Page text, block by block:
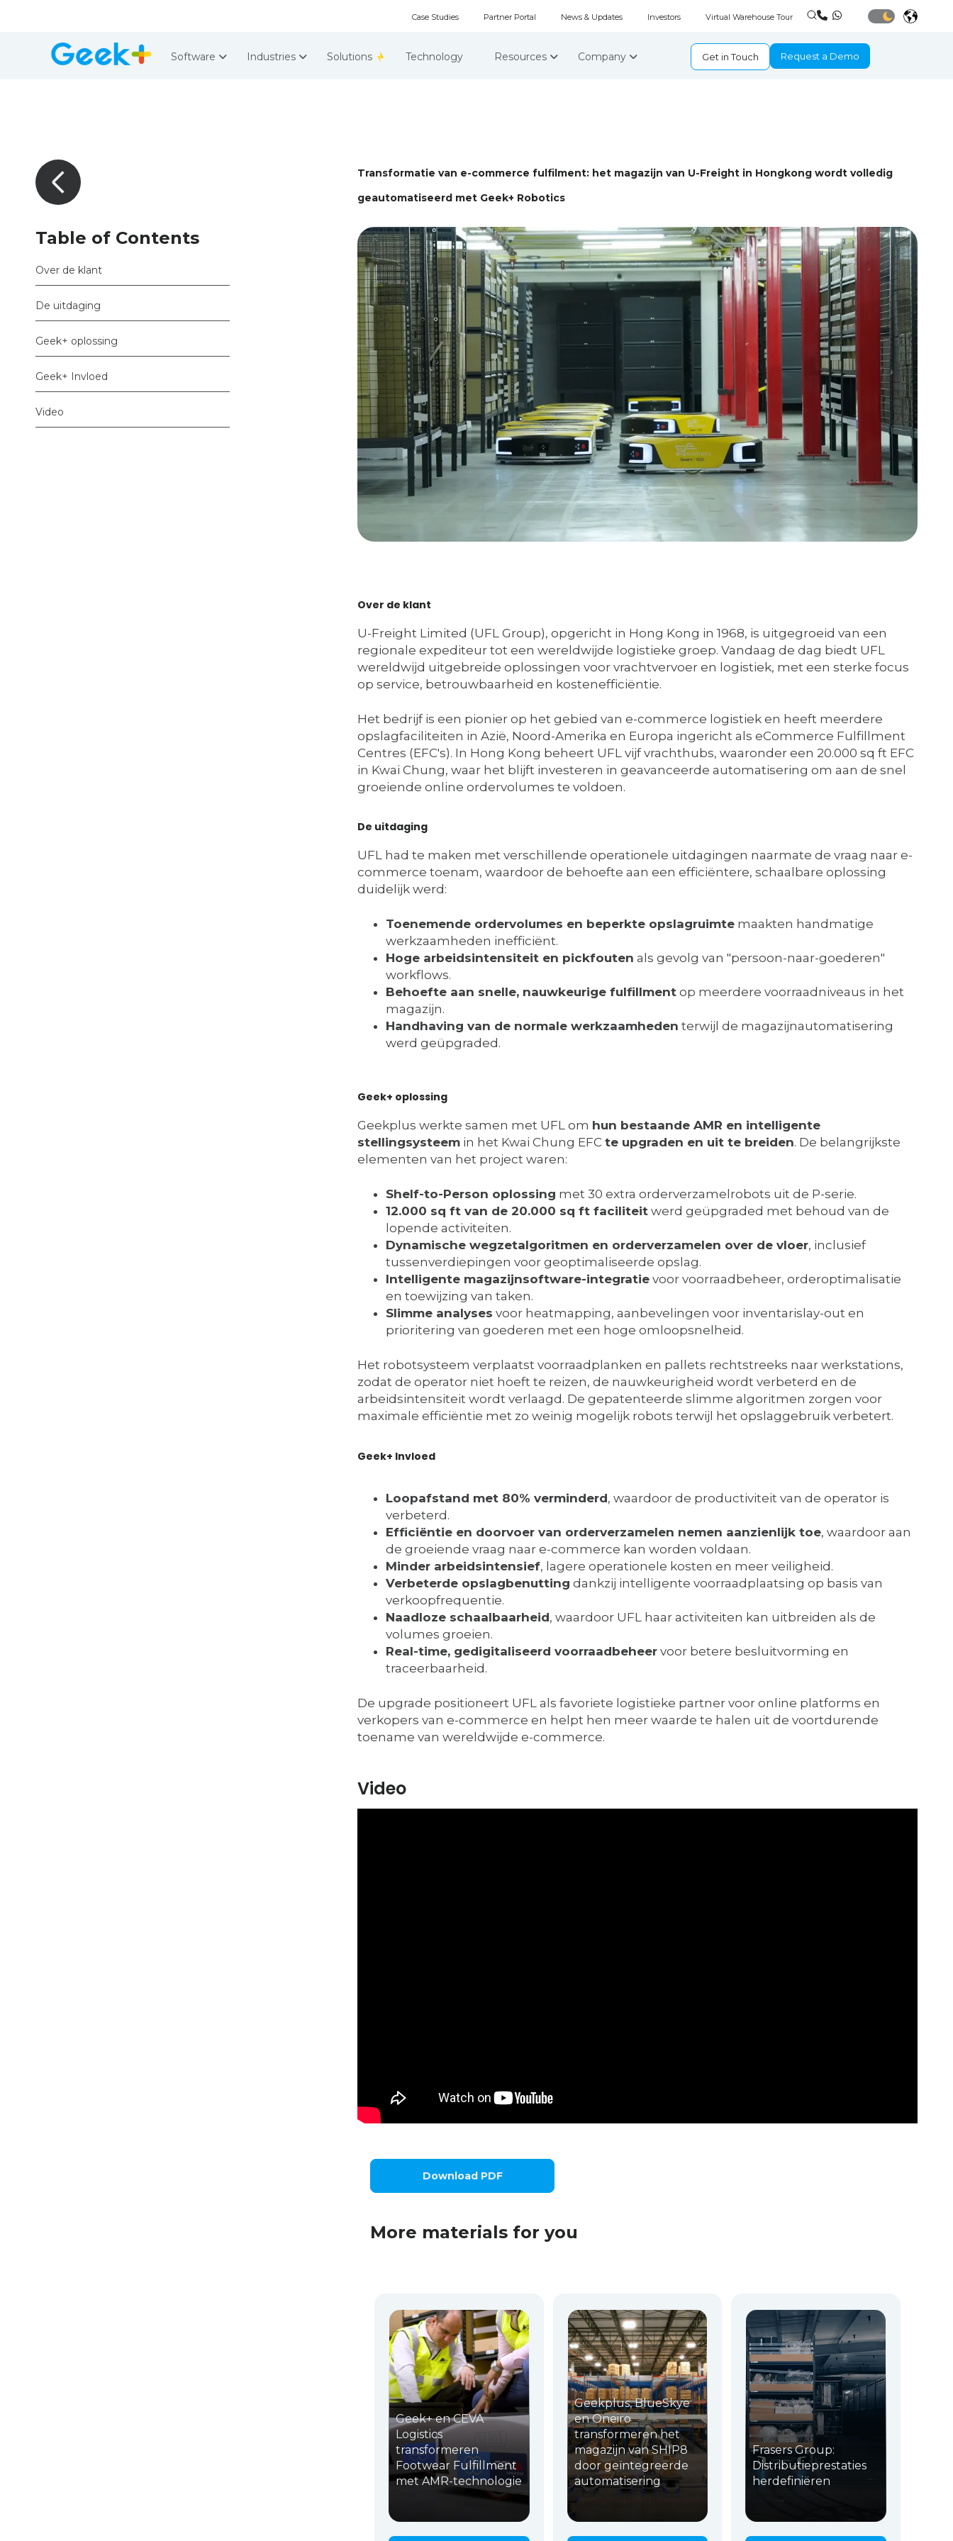
Case Studies Partner Portal News & Updates Investors Virtual Warehouse Tour
Software Industries Solutions Technology Resources Company Get in Touch Request a Demo
Table of Contents
Over de klant
De uitdaging
Geek+ oplossing
Geek+ Invloed
Video
Transformatie van e-commerce fulfilment: het magazijn van U-Freight in Hongkong wordt volledig
geautomatiseerd met Geek+ Robotics
Over de klant
U-Freight Limited (UFL Group), opgericht in Hong Kong in 1968, is uitgegroeid van een
regionale expediteur tot een wereldwijde logistieke groep. Vandaag de dag biedt UFL
wereldwijd uitgebreide oplossingen voor vrachtvervoer en logistiek, met een sterke focus
op service, betrouwbaarheid en kostenefficiëntie.
Het bedrijf is een pionier op het gebied van e-commerce logistiek en heeft meerdere
opslagfaciliteiten in Azië, Noord-Amerika en Europa ingericht als eCommerce Fulfillment
Centres (EFC's). In Hong Kong beheert UFL vijf vrachthubs, waaronder een 20.000 sq ft EFC
in Kwai Chung, waar het blijft investeren in geavanceerde automatisering om aan de snel
groeiende online ordervolumes te voldoen.
De uitdaging
UFL had te maken met verschillende operationele uitdagingen naarmate de vraag naar e-
commerce toenam, waardoor de behoefte aan een efficiëntere, schaalbare oplossing
duidelijk werd:
Toenemende ordervolumes en beperkte opslagruimte maakten handmatige
werkzaamheden inefficiënt.
Hoge arbeidsintensiteit en pickfouten als gevolg van "persoon-naar-goederen"
workflows.
Behoefte aan snelle, nauwkeurige fulfillment op meerdere voorraadniveaus in het
magazijn.
Handhaving van de normale werkzaamheden terwijl de magazijnautomatisering
werd geüpgraded.
Geek+ oplossing
Geekplus werkte samen met UFL om hun bestaande AMR en intelligente
stellingsysteem in het Kwai Chung EFC te upgraden en uit te breiden. De belangrijkste
elementen van het project waren:
Shelf-to-Person oplossing met 30 extra orderverzamelrobots uit de P-serie.
12.000 sq ft van de 20.000 sq ft faciliteit werd geüpgraded met behoud van de
lopende activiteiten.
Dynamische wegzetalgoritmen en orderverzamelen over de vloer, inclusief
tussenverdiepingen voor geoptimaliseerde opslag.
Intelligente magazijnsoftware-integratie voor voorraadbeheer, orderoptimalisatie
en toewijzing van taken.
Slimme analyses voor heatmapping, aanbevelingen voor inventarislay-out en
prioritering van goederen met een hoge omloopsnelheid.
Het robotsysteem verplaatst voorraadplanken en pallets rechtstreeks naar werkstations,
zodat de operator niet hoeft te reizen, de nauwkeurigheid wordt verbeterd en de
arbeidsintensiteit wordt verlaagd. De gepatenteerde slimme algoritmen zorgen voor
maximale efficiëntie met zo weinig mogelijk robots terwijl het opslaggebruik verbetert.
Geek+ Invloed
Loopafstand met 80% verminderd, waardoor de productiviteit van de operator is
verbeterd.
Efficiëntie en doorvoer van orderverzamelen nemen aanzienlijk toe, waardoor aan
de groeiende vraag naar e-commerce kan worden voldaan.
Minder arbeidsintensief, lagere operationele kosten en meer veiligheid.
Verbeterde opslagbenutting dankzij intelligente voorraadplaatsing op basis van
verkoopfrequentie.
Naadloze schaalbaarheid, waardoor UFL haar activiteiten kan uitbreiden als de
volumes groeien.
Real-time, gedigitaliseerd voorraadbeheer voor betere besluitvorming en
traceerbaarheid.
De upgrade positioneert UFL als favoriete logistieke partner voor online platforms en
verkopers van e-commerce en helpt hen meer waarde te halen uit de voortdurende
toename van wereldwijde e-commerce.
Video
Download PDF
More materials for you
Geek+ en CEVA
Logistics
transformeren
Footwear Fulfillment
met AMR-technologie
Geekplus, BlueSkye
en Oneiro
transformeren het
magazijn van SHIP8
door geïntegreerde
automatisering
Frasers Group:
Distributieprestaties
herdefiniëren